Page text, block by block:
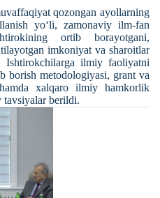
qozongan ayollarning
yo‘li, zamonaviy ilm-fan
ortib borayotgani,
imkoniyat va sharoitlar
Ishtirokchilarga ilmiy faoliyatni
borish metodologiyasi, grant va
xalqaro ilmiy hamkorlik
tavsiyalar berildi.